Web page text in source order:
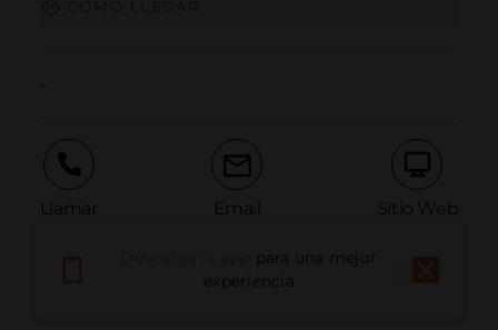
Llamar Email Sitio Web
Informar problema
para una mejor
experiencia